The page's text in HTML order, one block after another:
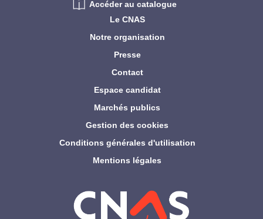
Le CNAS
Notre organisation
Presse
Contact
Espace candidat
Marchés publics
Gestion des cookies
Conditions générales d'utilisation
Mentions légales
Accéder au catalogue